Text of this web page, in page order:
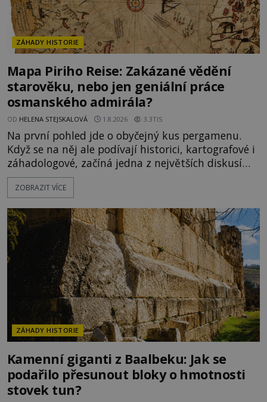
ZÁHADY HISTORIE
Mapa Piriho Reise: Zakázané vědění
starověku, nebo jen geniální práce
osmanského admirála?
OD HELENA STEJSKALOVÁ 1.8.2026 3.3TIS
Na první pohled jde o obyčejný kus pergamenu.
Když se na něj ale podívají historici, kartografové i
záhadologové, začíná jedna z největších diskusí
moderní historie. Osmanský admirál Piri Reis roku
1513 kreslí mapu světa, která překvapuje
ní vidí důkaz ztracené civilizace nebo dokonce
znalost Antarktidy dávno před jejím objevením.
Jiní tvrdí,
ZOBRAZIT VÍCE
ZÁHADY HISTORIE
Kamenní giganti z Baalbeku: Jak se
podařilo přesunout bloky o hmotnosti
stovek tun?